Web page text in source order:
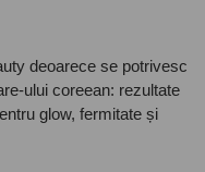
deoarece se potrivesc
ului coreean: rezultate
glow, fermitate și